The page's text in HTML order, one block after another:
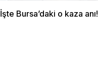
İşte Bursa’daki o kaza anı!